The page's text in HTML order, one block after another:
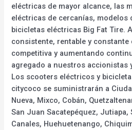
eléctricas de mayor alcance, las
eléctricas de cercanías, modelos
bicicletas eléctricas Big Fat Tire.
consistente, rentable y constante
competitiva y aumentando
agregado a nuestros accionistas
Los scooters eléctricos y
citycoco se suministrarán a
Nueva, Mixco, Cobán,
San Juan Sacatepéquez, Jutiapa,
Canales, Huehuetenango,